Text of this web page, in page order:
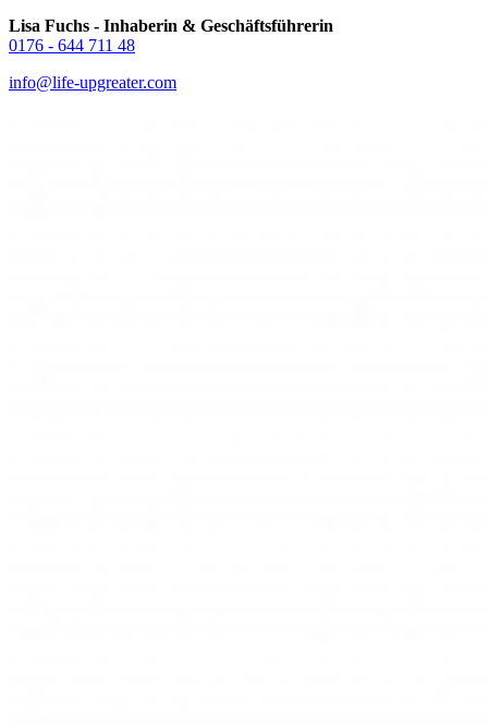
Lisa Fuchs - Inhaberin & Geschäftsführerin
0176 - 644 711 48
info@life-upgreater.com